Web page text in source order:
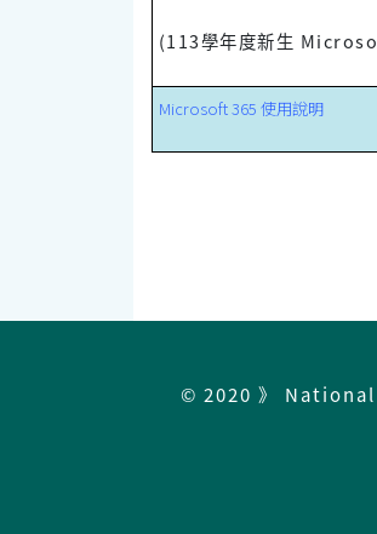
(113學年度新生
Microsoft 365 使用說明
© 2020 》